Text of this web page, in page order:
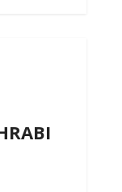
the most
preferences and
to the use of